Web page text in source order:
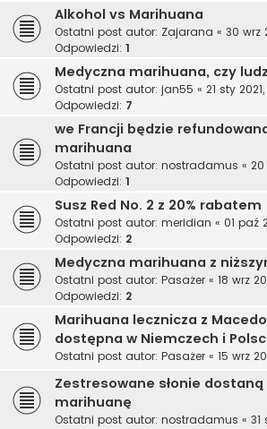
Alkohol vs Marihuana
Ostatni post autor: Zajarana « 30 wrz
Odpowiedzi: 1
Medyczna marihuana, czy
Ostatni post autor: jan55 « 21 sty
Odpowiedzi: 7
we Francji będzie
marihuana
Ostatni post autor: nostradamus « 20
Odpowiedzi: 1
Susz Red No. 2 z 20% rabatem
Ostatni post autor: meridian « 01 paź
Odpowiedzi: 2
Medyczna marihuana z
Ostatni post autor: Pasażer « 18 wrz
Odpowiedzi: 2
Marihuana lecznicza z
dostępna w Niemczech i
Ostatni post autor: Pasażer « 15 wrz
Zestresowane słonie
marihuanę
Ostatni post autor: nostradamus « 31